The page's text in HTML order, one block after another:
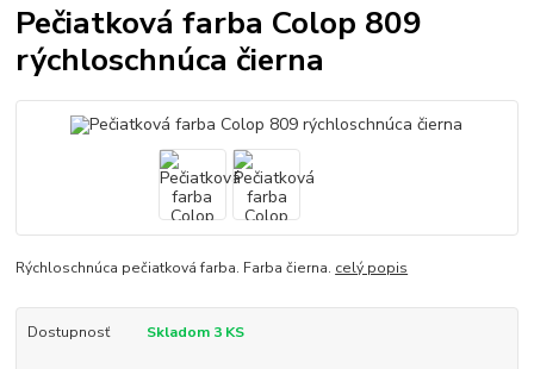
Pečiatková farba Colop 809
rýchloschnúca čierna
Rýchloschnúca pečiatková farba. Farba čierna. celý popis
Dostupnosť Skladom 3 KS